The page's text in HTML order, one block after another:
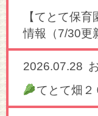
【てとて保
情報（7/30更
2026.07.28
てとて畑２